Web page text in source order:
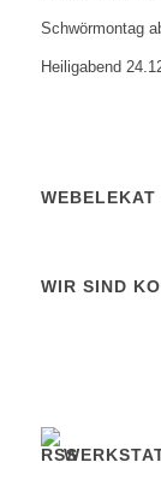
Schwörmontag
Heiligabend
WIR SIND